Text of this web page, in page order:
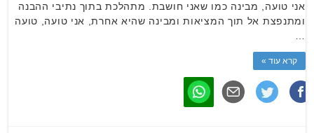
אני טועה, מבינה כמו שאני חושבת. מתהלכת בתוך נתיבי ההבנה
ומתנפצת אל תוך המציאות ומבינה שהיא אחרת, אני טועה, טועה
קרא עוד »